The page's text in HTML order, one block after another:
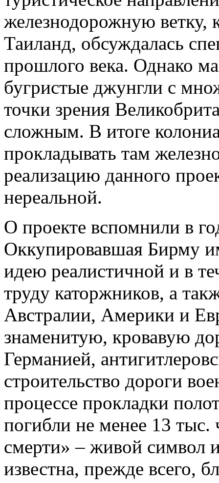
железнодорожную ветку,
Таиланд, обсуждалась
прошлого века. Однако
бугристые джунгли с
точки зрения
сложным. В итоге
прокладывать там
реализацию данного
нереальной.
О проекте вспомнили в
Оккупировавшая Бирму
идею реалистичной и в
труду каторжников, а
Австралии, Америки и
знаменитую, кровавую
Германией,
строительство дороги
процессе прокладки
погибли не менее 13 тыс.
смерти» – живой символ
известна, прежде всего,